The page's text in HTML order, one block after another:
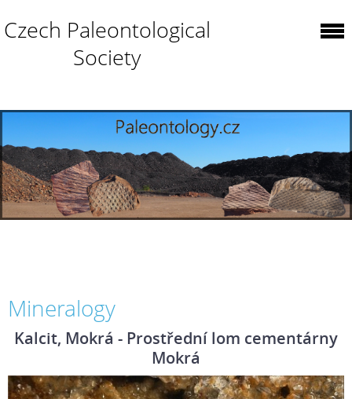
Czech Paleontological
Society
Mineralogy
Kalcit, Mokrá - Prostřední lom cementárny
Mokrá